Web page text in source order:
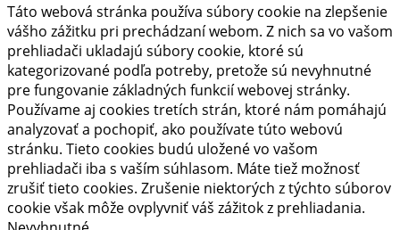
Táto webová stránka používa súbory cookie na zlepšenie
vášho zážitku pri prechádzaní webom. Z nich sa vo vašom
prehliadači ukladajú súbory cookie, ktoré sú
kategorizované podľa potreby, pretože sú nevyhnutné
pre fungovanie základných funkcií webovej stránky.
Používame aj cookies tretích strán, ktoré nám pomáhajú
analyzovať a pochopiť, ako používate túto webovú
stránku. Tieto cookies budú uložené vo vašom
prehliadači iba s vaším súhlasom. Máte tiež možnosť
zrušiť tieto cookies. Zrušenie niektorých z týchto súborov
cookie však môže ovplyvniť váš zážitok z prehliadania.